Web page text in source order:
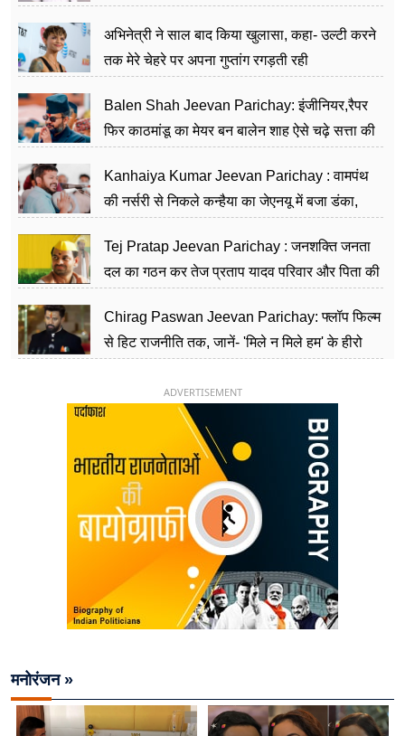
अभिनेत्री ने साल बाद किया खुलासा, कहा- उल्टी करने
तक मेरे चेहरे पर अपना गुप्तांग रगड़ती रही
Balen Shah Jeevan Parichay: इंजीनियर,रैपर
फिर काठमांडू का मेयर बन बालेन शाह ऐसे चढ़े सत्ता की
Kanhaiya Kumar Jeevan Parichay : वामपंथ
की नर्सरी से निकले कन्हैया का जेएनयू में बजा डंका,
Tej Pratap Jeevan Parichay : जनशक्ति जनता
दल का गठन कर तेज प्रताप यादव परिवार और पिता की
Chirag Paswan Jeevan Parichay: फ्लॉप फिल्म
से हिट राजनीति तक, जानें- 'मिले न मिले हम' के हीरो
ADVERTISEMENT
मनोरंजन »